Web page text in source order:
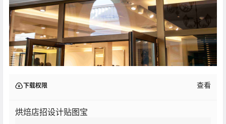
下载权限 查看
烘焙店招设计贴图宝